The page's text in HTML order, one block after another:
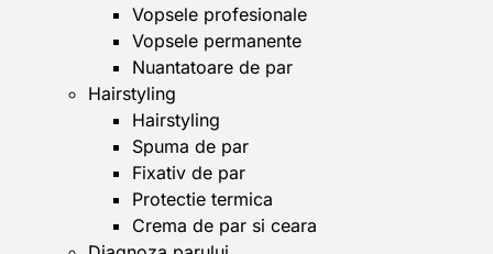
Vopsele profesionale
Vopsele permanente
Nuantatoare de par
Hairstyling
Hairstyling
Spuma de par
Fixativ de par
Protectie termica
Crema de par si ceara